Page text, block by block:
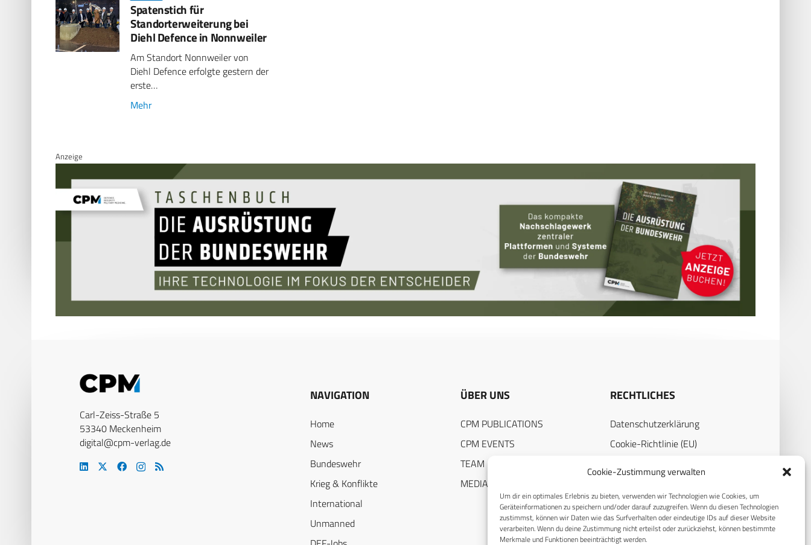
Cookie-Zustimmung verwalten
Um dir ein optimales Erlebnis zu bieten, verwenden wir Technologien wie Cookies, um
Geräteinformationen zu speichern und/oder darauf zuzugreifen. Wenn du diesen Technologien
zustimmst, können wir Daten wie das Surfverhalten oder eindeutige IDs auf dieser Website
verarbeiten. Wenn du deine Zustimmung nicht erteilst oder zurückziehst, können bestimmte
Merkmale und Funktionen beeinträchtigt werden.
Spatenstich für
Standorterweiterung bei
Diehl Defence in Nonnweiler
Am Standort Nonnweiler von
Diehl Defence erfolgte gestern der
erste…
Mehr
Anzeige
Carl-Zeiss-Straße 5
53340 Meckenheim
digital@cpm-verlag.de
NAVIGATION
Home
News
Bundeswehr
Krieg & Konflikte
International
Unmanned
ÜBER UNS
CPM PUBLICATIONS
CPM EVENTS
TEAM
MEDIADATEN
RECHTLICHES
Datenschutzerklärung
Cookie-Richtlinie (EU)
Impressum